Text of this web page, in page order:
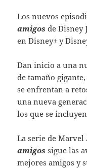
Los nuevos
amigos de Disney
en Disney+ y
Dan inicio a una
de tamaño
se enfrentan a
una nueva
los que se
La serie de Marvel
amigossigue las
mejores amigos y